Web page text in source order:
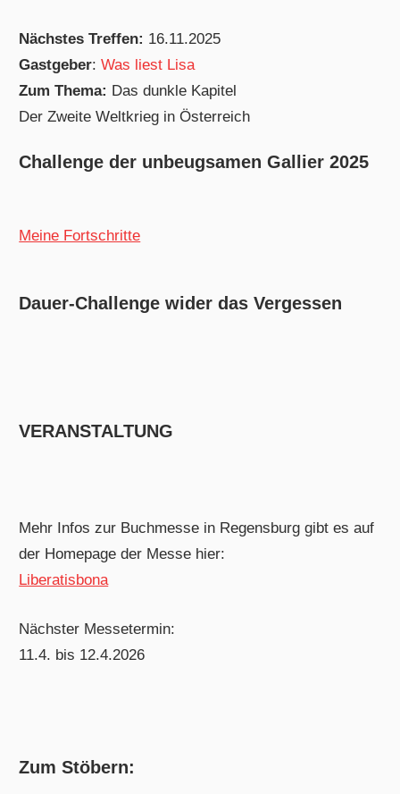
Nächstes Treffen: 16.11.2025
Gastgeber:Was liest Lisa
Zum Thema: Das dunkle Kapitel
Der Zweite Weltkrieg in Österreich
Challenge der unbeugsamen Gallier 2025
Meine Fortschritte
Dauer-Challenge wider das Vergessen
VERANSTALTUNG
Mehr Infos zur Buchmesse in Regensburg gibt es auf
der Homepage der Messe hier:
Liberatisbona
Nächster Messetermin:
11.4. bis 12.4.2026
Zum Stöbern: